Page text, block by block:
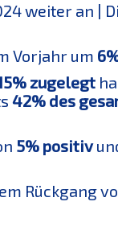
weiter an |
Vorjahr um
zugelegt
42% des
5% positiv
Rückgang